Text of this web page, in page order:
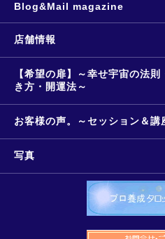
Blog&Mail magazine
店舗情報
【希望の扉】～幸せ宇宙の法
き方・開運法～
お客様の声。～セッション＆講
写真